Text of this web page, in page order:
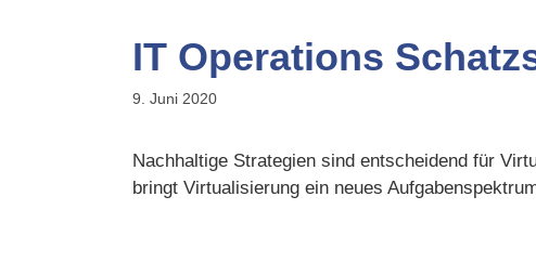
IT Operations
9. Juni 2020
Nachhaltige Strategien sind entscheidend für
bringt Virtualisierung ein neues